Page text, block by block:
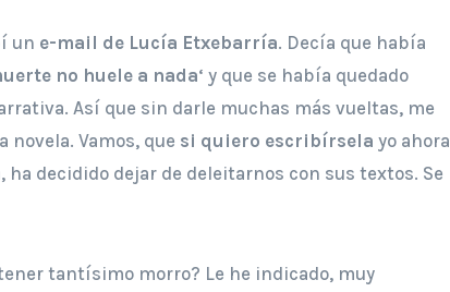
un e-mail de Lucía Etxebarría. Decía que había
no huele a nada‘ y que se había quedado
Así que sin darle muchas más vueltas, me
novela. Vamos, que si quiero escribírsela yo ahora
decidido dejar de deleitarnos con sus textos. Se
tantísimo morro? Le he indicado, muy